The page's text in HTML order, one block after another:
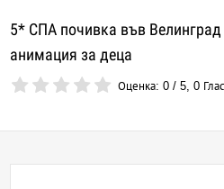
5* СПА почивка във
анимация за деца
Оценка:0 /5,0